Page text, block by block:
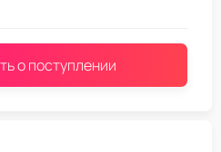
о поступлении